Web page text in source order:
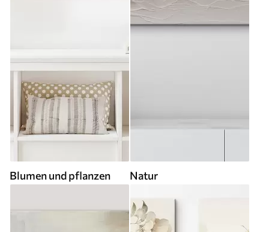
Blumen und pflanzen Natur